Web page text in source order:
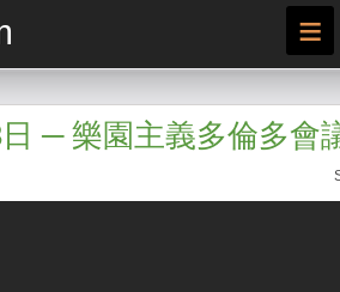
≡
─ 樂園主義多倫多會